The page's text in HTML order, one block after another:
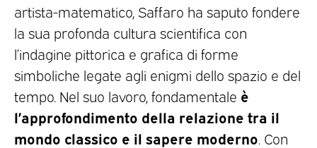
artista-matematico, Saffaro ha saputo fondere
la sua profonda cultura scientifica con
l’indagine pittorica e grafica di forme
simboliche legate agli enigmi dello spazio e del
tempo. Nel suo lavoro, fondamentale è
l’approfondimento della relazione tra il
mondo classico e il sapere moderno . Con